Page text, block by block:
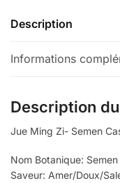
Description
Informations
Description
Jue Ming Zi- Semen
Nom Botanique:
Saveur: Amer/Doux/